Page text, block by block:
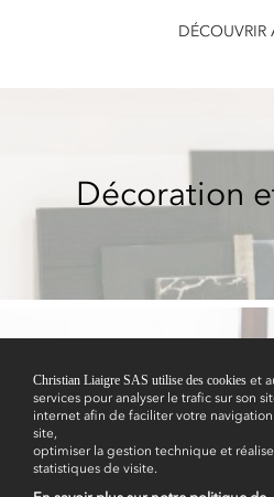
DÉCOUVRIR
Décoration
Christian Liaigre SAS utilise des cookies et
services pour analyser le trafic sur son
internet afin de faciliter votre navigation
site,
optimiser la gestion technique et
statistiques de visite.